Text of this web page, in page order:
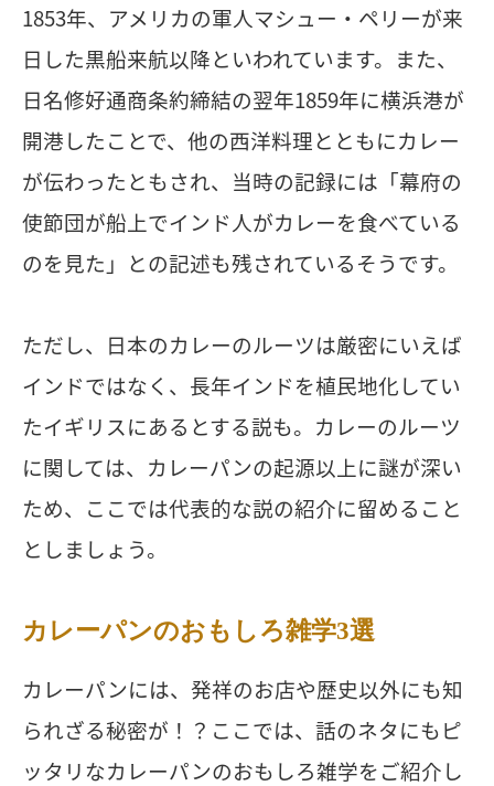
1853年、アメリカの軍人マシュー・ペリーが来
日した黒船来航以降といわれています。また、
日名修好通商条約締結の翌年1859年に横浜港が
開港したことで、他の西洋料理とともにカレー
が伝わったともされ、当時の記録には「幕府の
使節団が船上でインド人がカレーを食べている
のを見た」との記述も残されているそうです。
ただし、日本のカレーのルーツは厳密にいえば
インドではなく、長年インドを植民地化してい
たイギリスにあるとする説も。カレーのルーツ
に関しては、カレーパンの起源以上に謎が深い
ため、ここでは代表的な説の紹介に留めること
としましょう。
カレーパンのおもしろ雑学3選
カレーパンには、発祥のお店や歴史以外にも知
られざる秘密が！？ここでは、話のネタにもピ
ッタリなカレーパンのおもしろ雑学をご紹介し